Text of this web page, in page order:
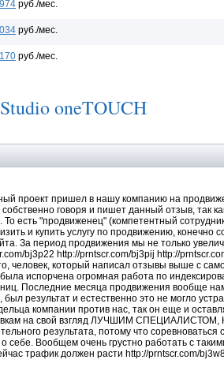
руб./мес.
руб./мес.
руб./мес.
oneTOUCH
проект пришел в нашу компанию на
говоря и пишет данный отзыв, так
есть "продвиженец" (компетентный
и купить услугу по продвижению, конечно
За период продвижения мы не только
bj3p22 http://prntscr.com/bj3pij http://
человек, который написал отзывы выше с
испорчена огромная работа по
Последние месяца продвижения вообще
результат и естественно это не могло
компании против нас, так он еще и
на свой взгляд ЛУЧШИМ
результата, потому что
Вообщем очень грустно работать с
трафик должен расти http://prntscr.com/